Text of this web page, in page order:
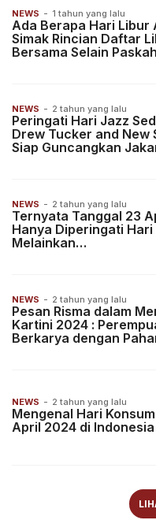
NEWS - 1 tahun yang lalu
Ada Berapa Hari Libur
Simak Rincian Daftar
Bersama Selain Paskah
NEWS - 2 tahun yang lalu
Peringati Hari Jazz
Drew Tucker and New
Siap Guncangkan
NEWS - 2 tahun yang lalu
Ternyata Tanggal 23
Hanya Diperingati Hari
Melainkan…
NEWS - 2 tahun yang lalu
Pesan Risma dalam
Kartini 2024 :
Berkarya dengan
NEWS - 2 tahun yang lalu
Mengenal Hari
April 2024 di Indonesia